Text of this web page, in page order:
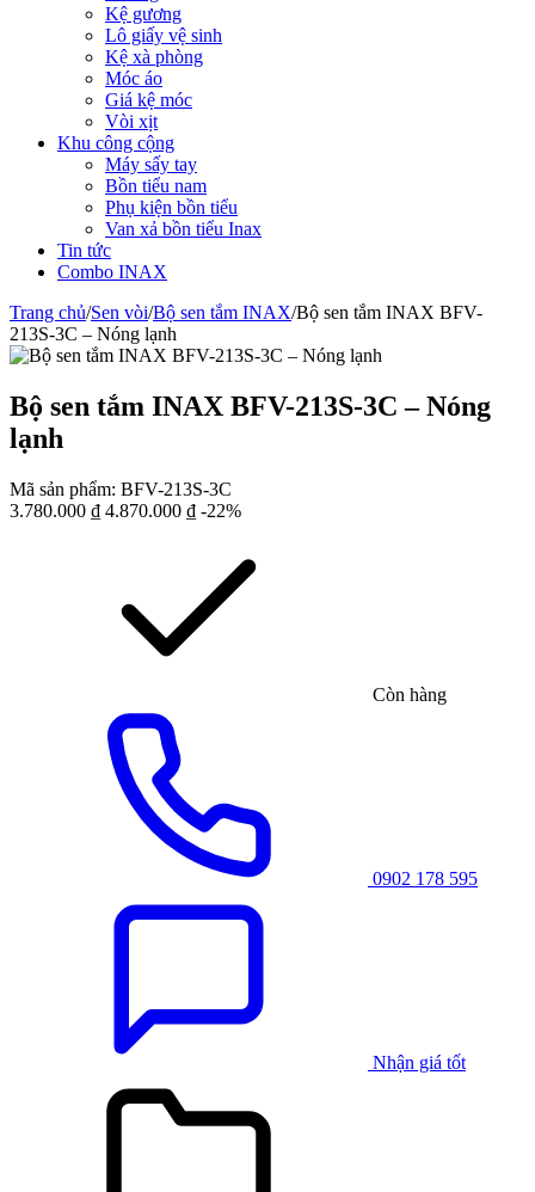
Kệ gương
Lô giấy vệ sinh
Kệ xà phòng
Móc áo
Giá kệ móc
Vòi xịt
Khu công cộng
Máy sấy tay
Bồn tiểu nam
Phụ kiện bồn tiểu
Van xả bồn tiểu Inax
Tin tức
Combo INAX
Trang chủ/Sen vòi/Bộ sen tắm INAX/Bộ sen tắm INAX BFV-
213S-3C – Nóng lạnh
Bộ sen tắm INAX BFV-213S-3C – Nóng
lạnh
Mã sản phẩm: BFV-213S-3C
3.780.000 ₫ 4.870.000 ₫ -22%
Còn hàng
0902 178 595
Nhận giá tốt